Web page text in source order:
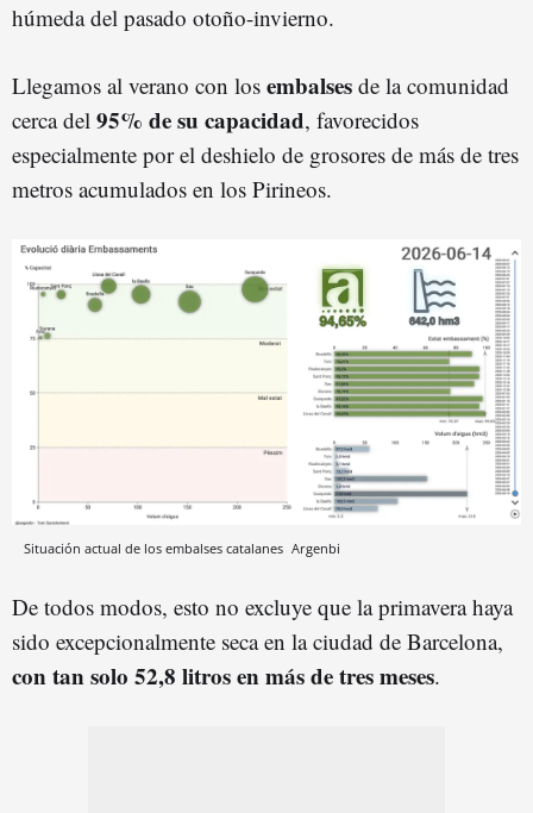
húmeda del pasado otoño-invierno.
Llegamos al verano con los embalses de la comunidad
cerca del 95% de su capacidad, favorecidos
especialmente por el deshielo de grosores de más de tres
metros acumulados en los Pirineos.
Situación actual de los embalses catalanes Argenbi
De todos modos, esto no excluye que la primavera haya
sido excepcionalmente seca en la ciudad de Barcelona,
con tan solo 52,8 litros en más de tres meses.